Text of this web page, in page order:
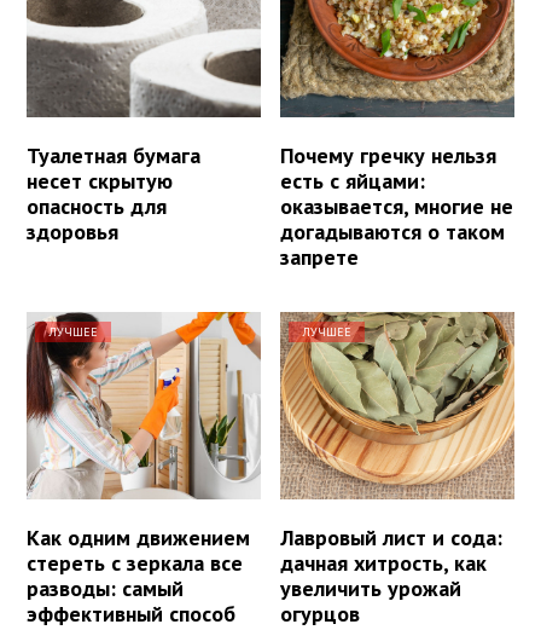
Туалетная бумага
несет скрытую
опасность для
здоровья
Почему гречку нельзя
есть с яйцами:
оказывается, многие не
догадываются о таком
запрете
ЛУЧШЕЕ
Как одним движением
стереть с зеркала все
разводы: самый
эффективный способ
ЛУЧШЕЕ
Лавровый лист и сода:
дачная хитрость, как
увеличить урожай
огурцов